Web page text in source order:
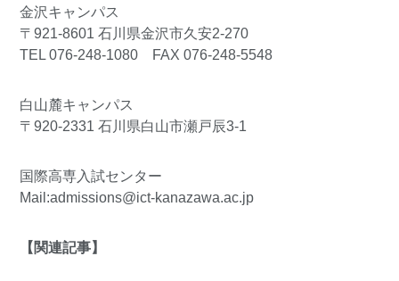
金沢キャンパス
〒921-8601 石川県金沢市久安2-270
TEL 076-248-1080 FAX 076-248-5548
白山麓キャンパス
〒920-2331 石川県白山市瀬戸辰3-1
国際高専入試センター
Mail:admissions@ict-kanazawa.ac.jp
【関連記事】